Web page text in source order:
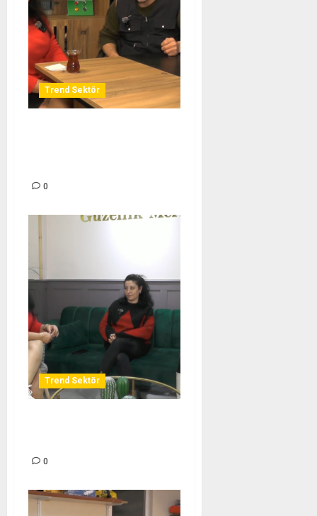
Trend Sektör
0
Trend Sektör
0